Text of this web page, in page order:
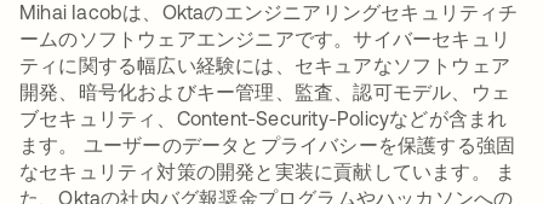
Mihai Iacobは、Oktaのエンジニアリングセキュリティチ
ームのソフトウェアエンジニアです。サイバーセキュリ
ティに関する幅広い経験には、セキュアなソフトウェア
開発、暗号化およびキー管理、監査、認可モデル、ウェ
ブセキュリティ、Content-Security-Policyなどが含まれ
ます。 ユーザーのデータとプライバシーを保護する強固
なセキュリティ対策の開発と実装に貢献しています。 ま
た、Oktaの社内バグ報奨金プログラムやハッカソンへの